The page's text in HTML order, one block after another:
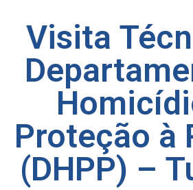
Visita
Proteção à
(DHPP) –